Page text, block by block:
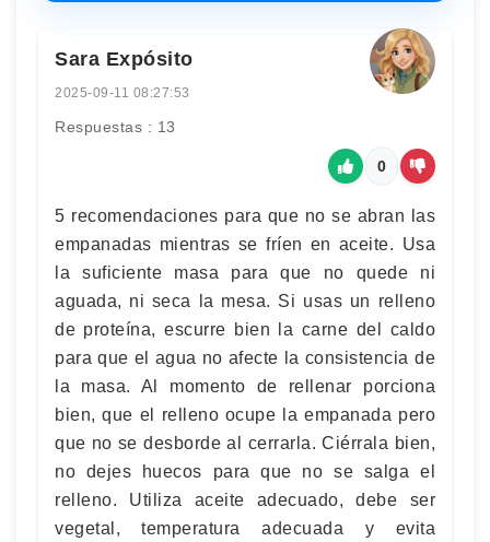
Sara Expósito
2025-09-11 08:27:53
Respuestas : 13
0
5 recomendaciones para que no se abran las
empanadas mientras se fríen en aceite. Usa
la suficiente masa para que no quede ni
aguada, ni seca la mesa. Si usas un relleno
de proteína, escurre bien la carne del caldo
para que el agua no afecte la consistencia de
la masa. Al momento de rellenar porciona
bien, que el relleno ocupe la empanada pero
que no se desborde al cerrarla. Ciérrala bien,
no dejes huecos para que no se salga el
relleno. Utiliza aceite adecuado, debe ser
vegetal, temperatura adecuada y evita